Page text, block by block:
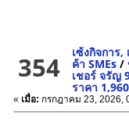
354 เซ้งกิจการ
ค้า SMEs /
เชอร์ จรัญ
ราคา
« เมื่อ: กรกฎาคม 23, 2026,